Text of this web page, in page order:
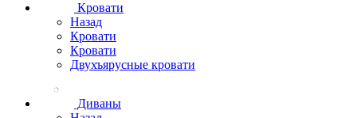
Кровати
Назад
Кровати
Кровати
Двухъярусные кровати
Диваны